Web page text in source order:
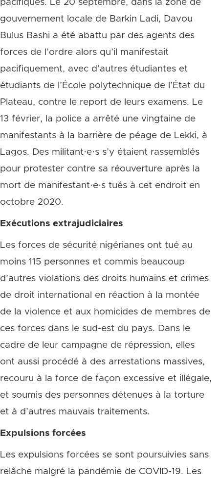
pacifiques. Le 20 septembre, dans la zone de
gouvernement locale de Barkin Ladi, Davou
Bulus Bashi a été abattu par des agents des
forces de l’ordre alors qu’il manifestait
pacifiquement, avec d’autres étudiantes et
étudiants de l’École polytechnique de l’État du
Plateau, contre le report de leurs examens. Le
13 février, la police a arrêté une vingtaine de
manifestants à la barrière de péage de Lekki, à
Lagos. Des militant·e·s s’y étaient rassemblés
pour protester contre sa réouverture après la
mort de manifestant·e·s tués à cet endroit en
octobre 2020.
Exécutions extrajudiciaires
Les forces de sécurité nigérianes ont tué au
moins 115 personnes et commis beaucoup
d’autres violations des droits humains et crimes
de droit international en réaction à la montée
de la violence et aux homicides de membres de
ces forces dans le sud-est du pays. Dans le
cadre de leur campagne de répression, elles
ont aussi procédé à des arrestations massives,
recouru à la force de façon excessive et illégale,
et soumis des personnes détenues à la torture
et à d’autres mauvais traitements.
Expulsions forcées
Les expulsions forcées se sont poursuivies sans
relâche malgré la pandémie de COVID-19. Les